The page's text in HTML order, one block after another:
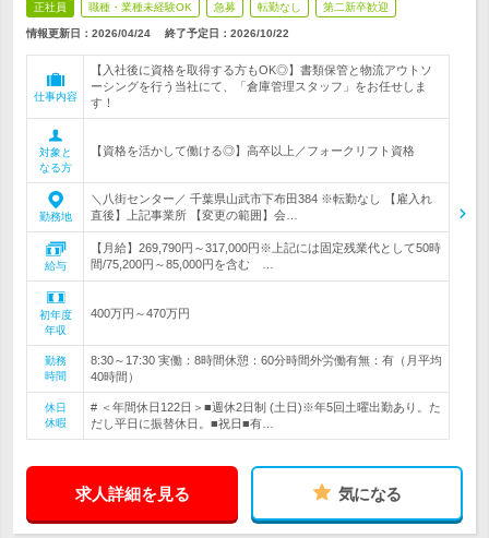
正社員 職種・業種未経験OK 急募 転勤なし 第二新卒歓迎
情報更新日：2026/04/24 終了予定日： 2026/10/22
仕事内容
【入社後に資格を取得する方もOK◎】書類保管と物流アウトソ
ーシングを行う当社にて、「倉庫管理スタッフ」をお任せしま
す！
対象と
なる方
【資格を活かして働ける◎】高卒以上／フォークリフト資格
勤務地
＼八街センター／ 千葉県山武市下布田384 ※転勤なし 【雇入れ
直後】上記事業所 【変更の範囲】会…
給与
【月給】269,790円～317,000円※上記には固定残業代として50時
間/75,200円～85,000円を含む …
初年度
年収
400万円～470万円
勤務
時間
8:30～17:30 実働：8時間休憩：60分時間外労働有無：有（月平均
40時間）
休日
休暇
# ＜年間休日122日＞■週休2日制 (土日)※年5回土曜出勤あり。た
だし平日に振替休日。■祝日■有…
求人詳細を見る 気になる